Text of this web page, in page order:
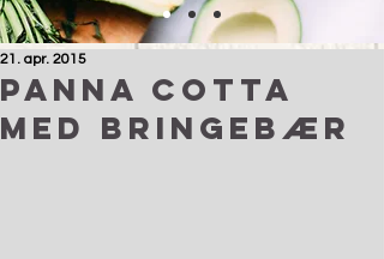
Panna cotta
med bringebær
21. apr. 2015